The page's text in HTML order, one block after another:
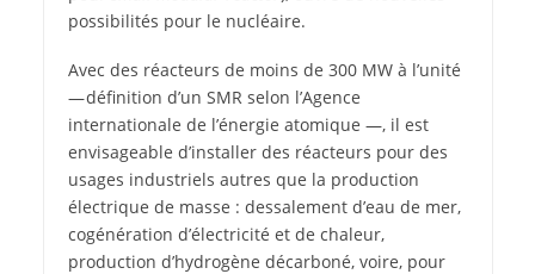
possibilités pour le nucléaire.
Avec des réacteurs de moins de 300 MW à l’unité
— définition d’un SMR selon l’Agence
internationale de l’énergie atomique —, il est
envisageable d’installer des réacteurs pour des
usages industriels autres que la production
électrique de masse : dessalement d’eau de mer,
cogénération d’électricité et de chaleur,
production d’hydrogène décarboné, voire, pour